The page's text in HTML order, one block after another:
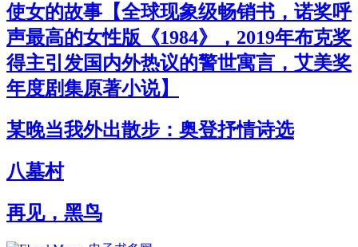
使女的故事【全球现象级畅销书，诺奖呼
声最高的女性版《1984》，2019年布克奖
得主引发国内外热议的警世寓言，艾美奖
年度剧集原著小说】
某晚当我外出散步：奥登抒情诗选
八墓村
再见，黑鸟